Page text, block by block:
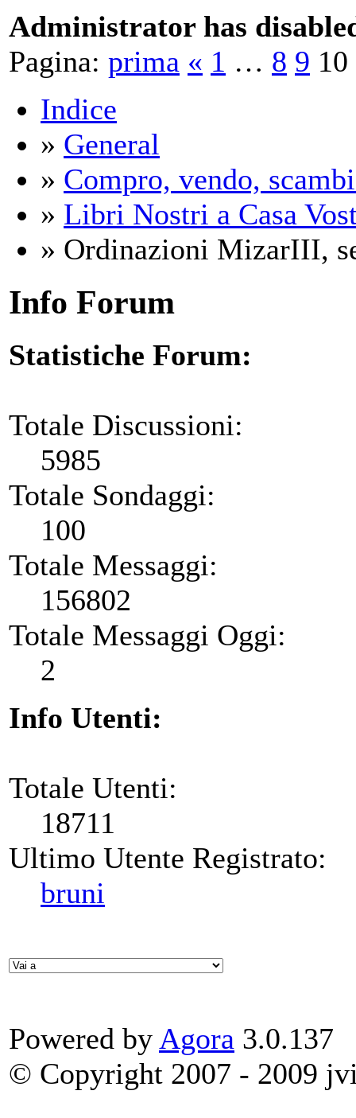
Administrator has
Pagina: prima « 1 … 8 9 10
Indice
» General
» Compro, vendo,
» Libri Nostri a Casa
» Ordinazioni MizarIII,
Info Forum
Statistiche Forum:
Totale Discussioni:
5985
Totale Sondaggi:
100
Totale Messaggi:
156802
Totale Messaggi Oggi:
2
Info Utenti:
Totale Utenti:
18711
Ultimo Utente Registrato:
bruni
Powered by Agora 3.0.137
© Copyright 2007 - 2009